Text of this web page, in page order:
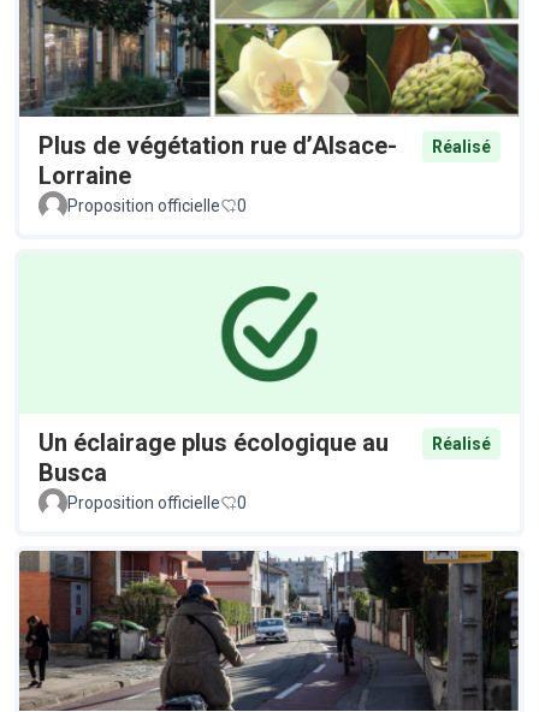
Plus de végétation rue d’Alsace-
Lorraine
Réalisé
Proposition officielle 0
Un éclairage plus écologique au
Busca
Réalisé
Proposition officielle 0